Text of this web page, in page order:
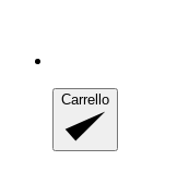
Carrello